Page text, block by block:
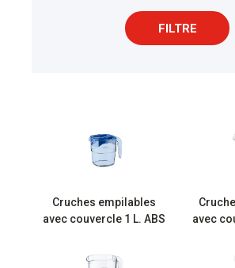
FILTRE
Cruches empilables
avec couvercle 1 L. ABS
avec